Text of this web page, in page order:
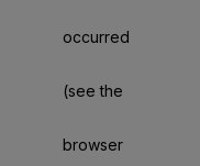
occurred
(see the
browser